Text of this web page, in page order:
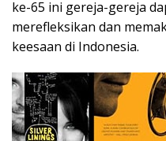
ke-65 ini gereja-gereja
merefleksikan dan
keesaan di Indonesia.